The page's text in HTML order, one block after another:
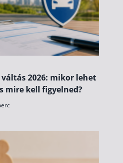
2026: mikor lehet
mire kell figyelned?